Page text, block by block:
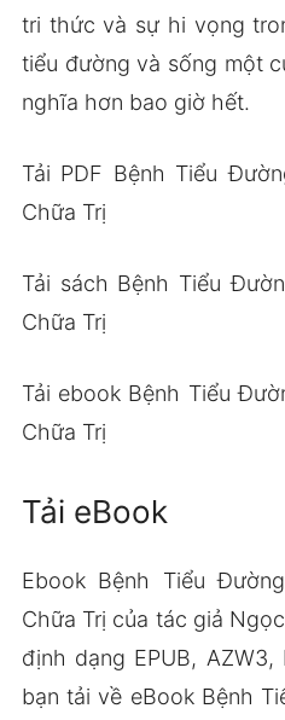
tri thức và sự hi vọng
tiểu đường và sống một
nghĩa hơn bao giờ hết.
Tải PDF Bệnh Tiểu
Chữa Trị
Tải sách Bệnh Tiểu
Chữa Trị
Tải ebook Bệnh Tiểu
Chữa Trị
Tải eBook
Ebook Bệnh Tiểu
Chữa Trị của tác giả
định dạng EPUB,
bạn tải về eBook Bệnh